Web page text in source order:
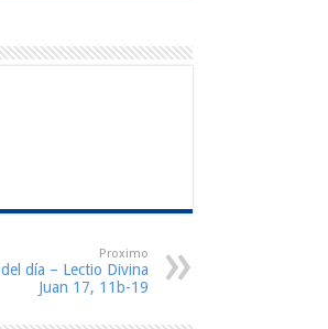
Proximo
día – Lectio Divina
Juan 17, 11b-19